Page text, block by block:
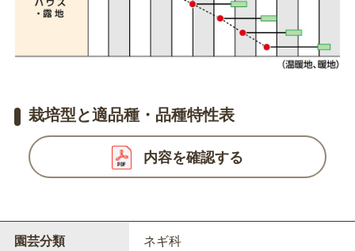
栽培型と適品種・品種特性表
内容を確認する
園芸分類 ネギ科